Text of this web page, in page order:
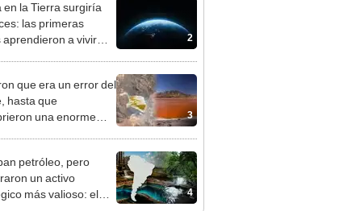
2
en la Tierra surgiría
las primeras
aprendieron a vivir
3
que era un error del
hasta que
una enorme
4
petróleo, pero
un activo
más valioso: el